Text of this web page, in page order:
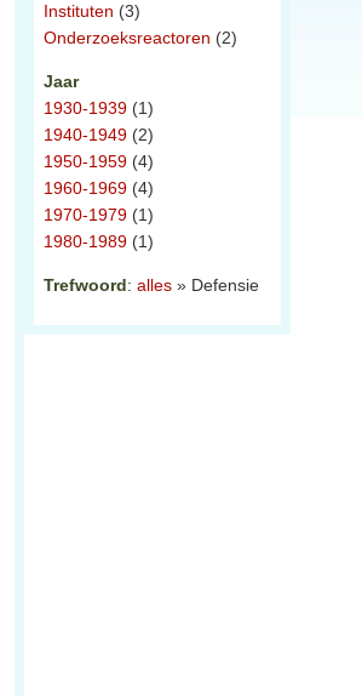
Instituten (3)
Onderzoeksreactoren (2)
Jaar
1930-1939 (1)
1940-1949 (2)
1950-1959 (4)
1960-1969 (4)
1970-1979 (1)
1980-1989 (1)
Trefwoord: alles » Defensie